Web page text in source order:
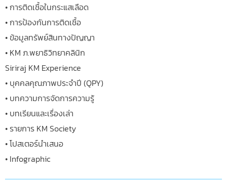
• การติดเชื้อในกระแสเลือด
• การป้องกันการติดเชื้อ
• ข้อมูลทรัพย์สินทางปัญญา
• KM ภ.พยาธิวิทยาคลินิก
Siriraj KM Experience
• บุคคลคุณภาพประจำปี (QPY)
• บทความการจัดการความรู้
• บทเรียนและเรื่องเล่า
• รายการ KM Society
• โปสเตอร์นำเสนอ
• Infographic